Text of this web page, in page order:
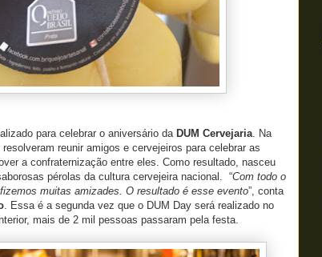
para celebrar o aniversário da DUM Cervejaria. Na
reunir amigos e cervejeiros para celebrar as
a confraternização entre eles. Como resultado, nasceu
pérolas da cultura cervejeira nacional. “Com todo o
muitas amizades. O resultado é esse evento”, conta
. Essa é a segunda vez que o DUM Day será realizado no
mais de 2 mil pessoas passaram pela festa.